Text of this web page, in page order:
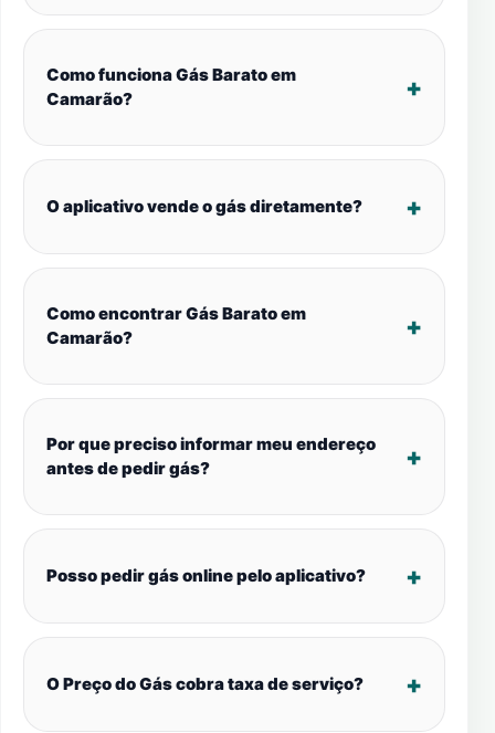
Como funciona Gás Barato em
Camarão?
O aplicativo vende o gás diretamente?
Como encontrar Gás Barato em
Camarão?
Por que preciso informar meu endereço
antes de pedir gás?
Posso pedir gás online pelo aplicativo?
O Preço do Gás cobra taxa de serviço?